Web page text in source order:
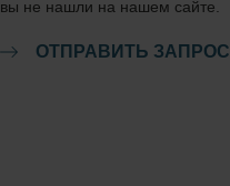
вы не нашли на нашем сайте.
ОТПРАВИТЬ ЗАПРОС